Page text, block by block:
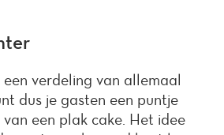
verdeling van allemaal
dus je gasten een puntje
een plak cake. Het idee